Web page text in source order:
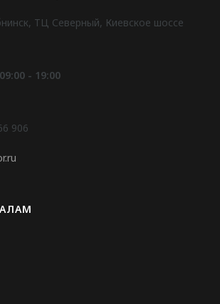
ТЦ Северный, Киевское шоссе
09:00 - 19:00
906